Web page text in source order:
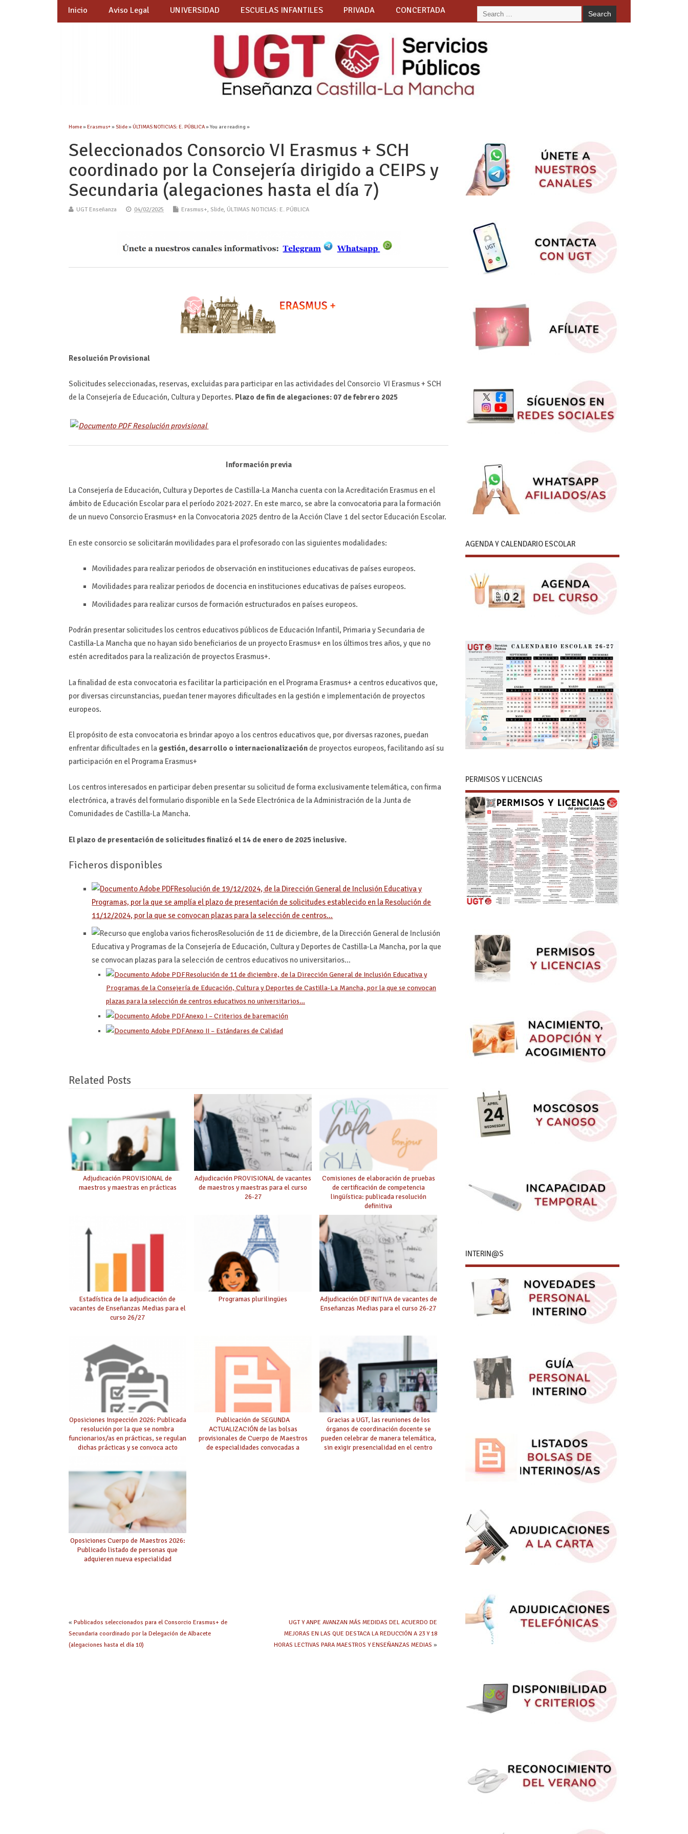
Inicio Aviso Legal UNIVERSIDAD ESCUELAS INFANTILES PRIVADA CONCERTADA
Home»Erasmus+»Slide»ÚLTIMAS NOTICIAS: E. PÚBLICA» You are reading »
Seleccionados Consorcio VI Erasmus + SCH
coordinado por la Consejería dirigido a CEIPS y
Secundaria (alegaciones hasta el día 7)
UGT Enseñanza 04/02/2025 Erasmus+, Slide, ÚLTIMAS NOTICIAS: E. PÚBLICA
Resolución Provisional
Solicitudes seleccionadas, reservas, excluidas para participar en las actividades del Consorcio VI Erasmus + SCH
de la Consejería de Educación, Cultura y Deportes. Plazo de fin de alegaciones: 07 de febrero 2025
Resolución provisional
Información previa
La Consejería de Educación, Cultura y Deportes de Castilla-La Mancha cuenta con la Acreditación Erasmus en el
ámbito de Educación Escolar para el período 2021-2027. En este marco, se abre la convocatoria para la formación
de un nuevo Consorcio Erasmus+ en la Convocatoria 2025 dentro de la Acción Clave 1 del sector Educación Escolar.
En este consorcio se solicitarán movilidades para el profesorado con las siguientes modalidades:
Movilidades para realizar periodos de observación en instituciones educativas de países europeos.
Movilidades para realizar periodos de docencia en instituciones educativas de países europeos.
Movilidades para realizar cursos de formación estructurados en países europeos.
Podrán presentar solicitudes los centros educativos públicos de Educación Infantil, Primaria y Secundaria de
Castilla-La Mancha que no hayan sido beneficiarios de un proyecto Erasmus+ en los últimos tres años, y que no
estén acreditados para la realización de proyectos Erasmus+.
La finalidad de esta convocatoria es facilitar la participación en el Programa Erasmus+ a centros educativos que,
por diversas circunstancias, puedan tener mayores dificultades en la gestión e implementación de proyectos
europeos.
El propósito de esta convocatoria es brindar apoyo a los centros educativos que, por diversas razones, puedan
enfrentar dificultades en la gestión, desarrollo o internacionalización de proyectos europeos, facilitando así su
participación en el Programa Erasmus+
Los centros interesados en participar deben presentar su solicitud de forma exclusivamente telemática, con firma
electrónica, a través del formulario disponible en la Sede Electrónica de la Administración de la Junta de
Comunidades de Castilla-La Mancha.
El plazo de presentación de solicitudes finalizó el 14 de enero de 2025 inclusive.
Ficheros disponibles
Resolución de 19/12/2024, de la Dirección General de Inclusión Educativa y
Programas, por la que se amplía el plazo de presentación de solicitudes establecido en la Resolución de
11/12/2024, por la que se convocan plazas para la selección de centros…
Resolución de 11 de diciembre, de la Dirección General de Inclusión
Educativa y Programas de la Consejería de Educación, Cultura y Deportes de Castilla-La Mancha, por la que
se convocan plazas para la selección de centros educativos no universitarios…
Resolución de 11 de diciembre, de la Dirección General de Inclusión Educativa y
Programas de la Consejería de Educación, Cultura y Deportes de Castilla-La Mancha, por la que se convocan
plazas para la selección de centros educativos no universitarios…
Anexo I – Criterios de baremación
Anexo II – Estándares de Calidad
Related Posts
Adjudicación PROVISIONAL de
maestros y maestras en prácticas
Adjudicación PROVISIONAL de vacantes
de maestros y maestras para el curso
26-27
Comisiones de elaboración de pruebas
de certificación de competencia
lingüística: publicada resolución
definitiva
Estadística de la adjudicación de
vacantes de Enseñanzas Medias para el
curso 26/27
Programas plurilingües
Adjudicación DEFINITIVA de vacantes de
Enseñanzas Medias para el curso 26-27
Oposiciones Inspección 2026: Publicada
resolución por la que se nombra
funcionarios/as en prácticas, se regulan
dichas prácticas y se convoca acto
Publicación de SEGUNDA
ACTUALIZACIÓN de las bolsas
provisionales de Cuerpo de Maestros
de especialidades convocadas a
Gracias a UGT, las reuniones de los
órganos de coordinación docente se
pueden celebrar de manera telemática,
sin exigir presencialidad en el centro
Oposiciones Cuerpo de Maestros 2026:
Publicado listado de personas que
adquieren nueva especialidad
«Publicados seleccionados para el Consorcio Erasmus+ de
Secundaria coordinado por la Delegación de Albacete
(alegaciones hasta el día 10)
UGT Y ANPE AVANZAN MÁS MEDIDAS DEL ACUERDO DE
MEJORAS EN LAS QUE DESTACA LA REDUCCIÓN A 23 Y 18
HORAS LECTIVAS PARA MAESTROS Y ENSEÑANZAS MEDIAS »
AGENDA Y CALENDARIO ESCOLAR
PERMISOS Y LICENCIAS
INTERIN@S